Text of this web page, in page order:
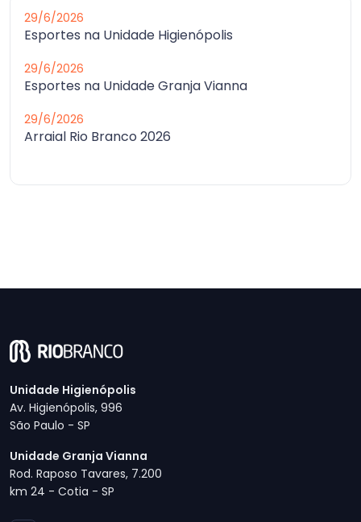
29/6/2026
Esportes na Unidade Higienópolis
29/6/2026
Esportes na Unidade Granja Vianna
29/6/2026
Arraial Rio Branco 2026
Unidade Higienópolis
Av. Higienópolis, 996
São Paulo - SP
Unidade Granja Vianna
Rod. Raposo Tavares, 7.200
km 24 - Cotia - SP